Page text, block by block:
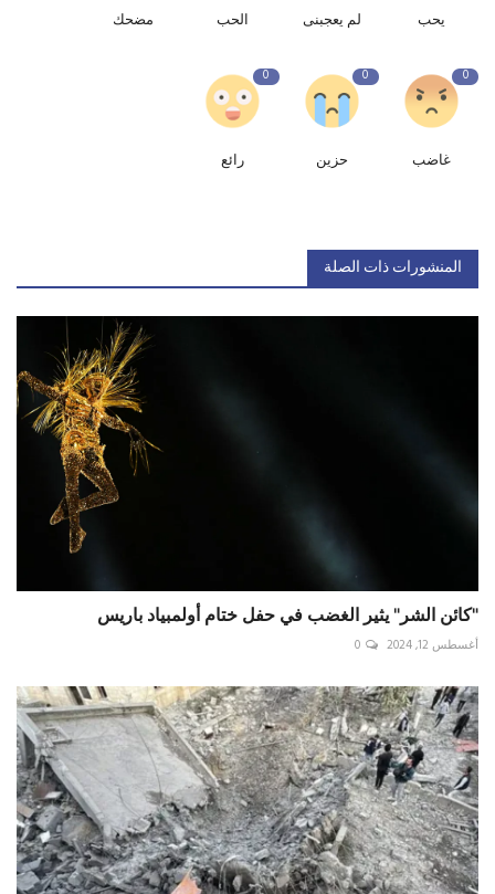
يحب لم يعجبنى الحب مضحك
0
غاضب
0
حزين
0
رائع
المنشورات ذات الصلة
"كائن الشر" يثير الغضب في حفل ختام أولمبياد باريس
أغسطس 12, 2024 0